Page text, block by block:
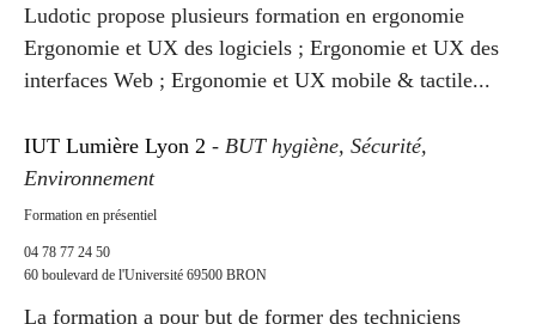
Ludotic propose plusieurs formation en ergonomie
Ergonomie et UX des logiciels ; Ergonomie et UX des
interfaces Web ; Ergonomie et UX mobile & tactile...
IUT Lumière Lyon 2 - BUT hygiène, Sécurité,
Environnement
Formation en présentiel
04 78 77 24 50
60 boulevard de l'Université 69500 BRON
La formation a pour but de former des techniciens